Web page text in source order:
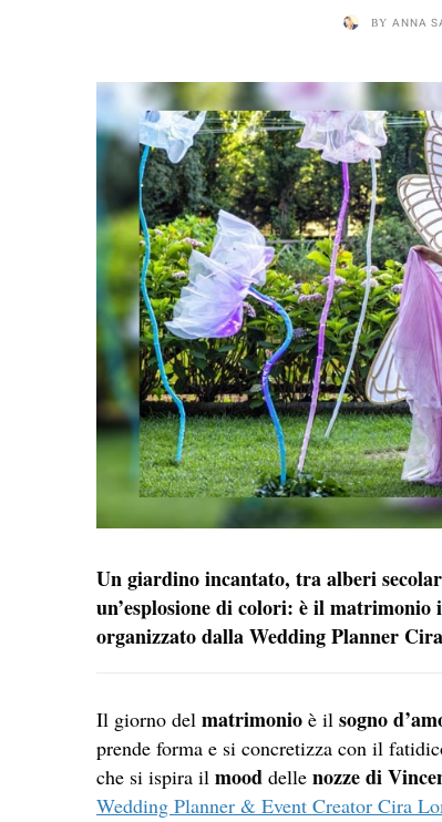
BYANNA
Un giardino incantato, tra alberi
un’esplosione di colori: è il
organizzato dalla Wedding Planner
Il giorno del matrimonio è il sogno
prende forma e si concretizza con il
che si ispira il mood delle nozze di
Wedding Planner & Event Creator Cira